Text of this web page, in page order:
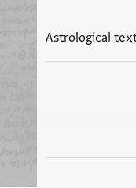
Astrological